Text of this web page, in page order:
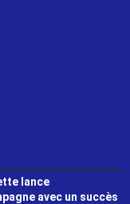
lance
avec un succès